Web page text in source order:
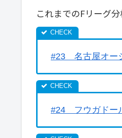
これまでのFリーグ
#23 名古屋オー
#24 フウガドー